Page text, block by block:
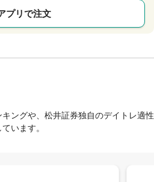
プリで注文
ングや、松井証券独自のデイトレ適性
います。